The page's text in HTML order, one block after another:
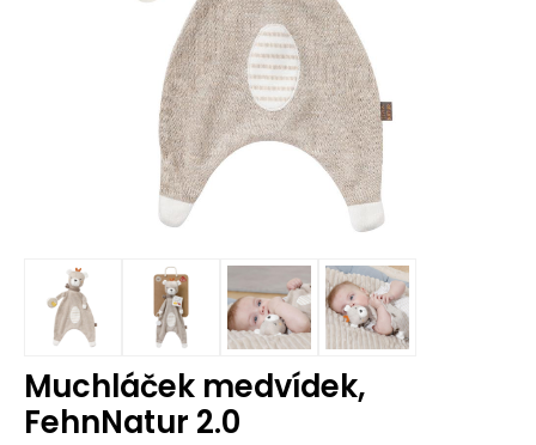
Muchláček medvídek,
FehnNatur 2.0